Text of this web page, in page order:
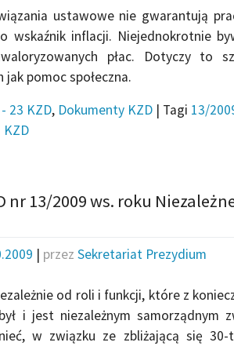
ustawowe nie gwarantują
wskaźnik inflacji. Niejednokrotnie
płac. Dotyczy to
pomoc społeczna.
23 KZD, Dokumenty KZD | Tagi 13/
KZD
nr 13/2009 ws. roku
| przez Sekretariat Prezydium
od roli i funkcji, które z
i jest niezależnym samorządnym
w związku ze zbliżającą się